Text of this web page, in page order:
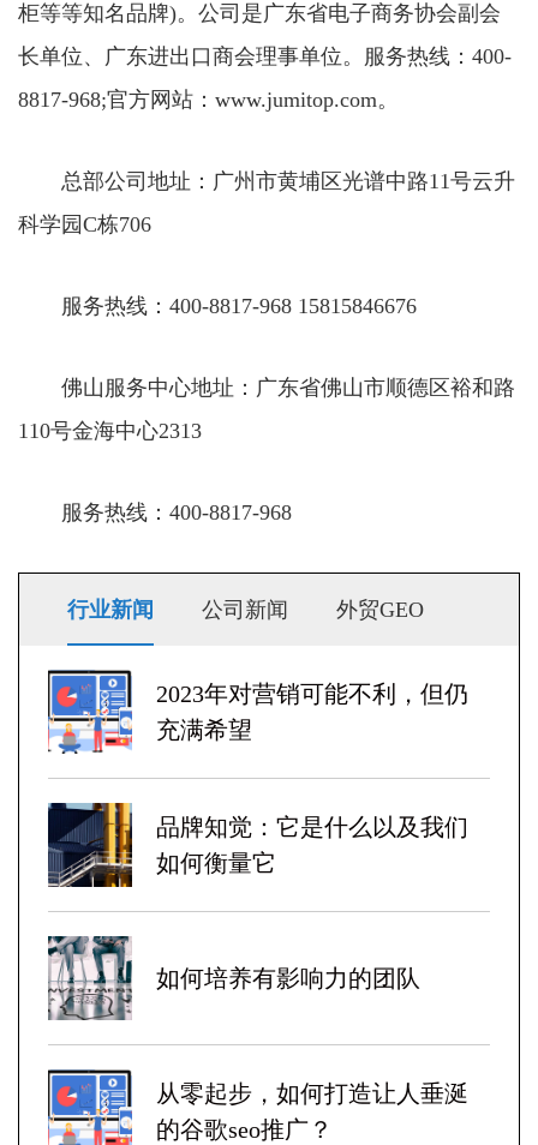
柜等等知名品牌)。公司是广东省电子商务协会副会
长单位、广东进出口商会理事单位。服务热线：400-
8817-968;官方网站：www.jumitop.com。
总部公司地址：广州市黄埔区光谱中路11号云升
科学园C栋706
服务热线：400-8817-968 15815846676
佛山服务中心地址：广东省佛山市顺德区裕和路
110号金海中心2313
服务热线：400-8817-968
行业新闻 公司新闻 外贸GEO
2023年对营销可能不利，但仍
充满希望
品牌知觉：它是什么以及我们
如何衡量它
如何培养有影响力的团队
从零起步，如何打造让人垂涎
的谷歌seo推广？